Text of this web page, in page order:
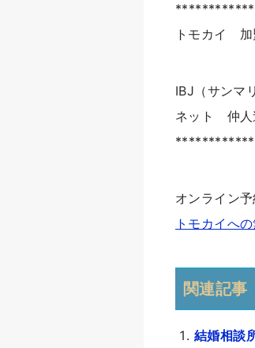
トモカイ 加
IBJ（サン
ネット 仲人
オンライン
トモカイへ
関連記事
結婚相談